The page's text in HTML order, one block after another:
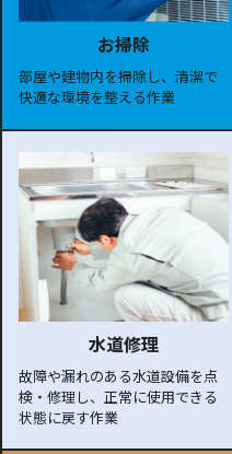
お掃除
部屋や建物内を掃除し、清潔で
快適な環境を整える作業
水道修理
故障や漏れのある水道設備を点
検・修理し、正常に使用できる
状態に戻す作業